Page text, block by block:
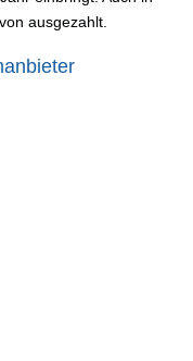
ausgezahlt.